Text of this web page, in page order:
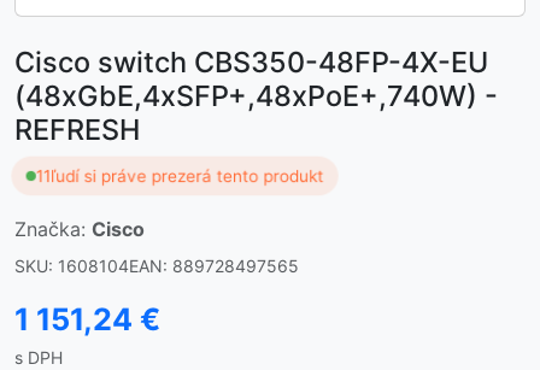
Cisco switch CBS350-48FP-4X-EU
(48xGbE,4xSFP+,48xPoE+,740W) -
REFRESH
11ľudí si práve prezerá tento produkt
Značka: Cisco
SKU: 1608104EAN: 889728497565
1 151,24 €
s DPH